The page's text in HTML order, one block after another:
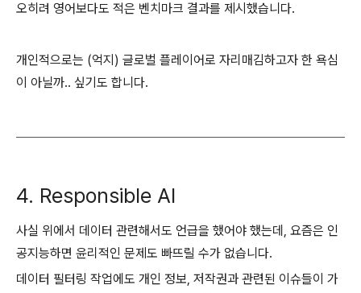
오히려 영어보다도 적은 벤치마크 결과를 제시했습니다.
개인적으로는 (억지) 글로벌 플레이어로 자리매김하고자 한 욕심
이 아닐까.. 싶기도 합니다.
4. Responsible AI
사실 위에서 데이터 관련해서도 언급을 했어야 했는데, 요즘은 인
공지능하면 윤리적인 문제도 빠뜨릴 수가 없습니다.
데이터 필터링 작업에도 개인 정보, 저작권과 관련된 이슈들이 가